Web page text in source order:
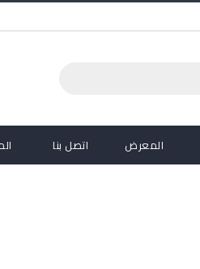
المعرض اتصل بنا